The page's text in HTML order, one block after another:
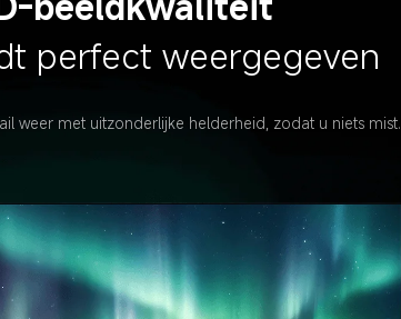
perfect weergegeven
weer met uitzonderlijke helderheid, zodat u niets mist.